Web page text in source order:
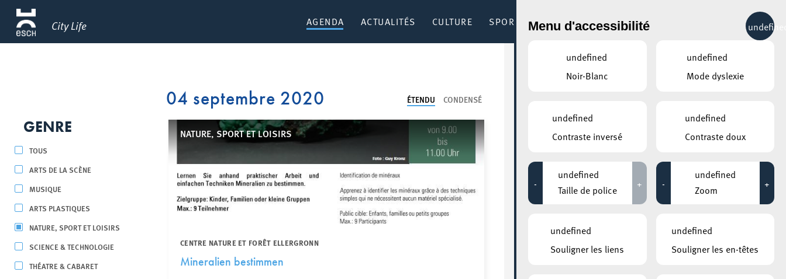
City Life AGENDA ACTUALITÉS CULTURE SPORT & RÉCRÉATION MOBILITÉ
GENRE
TOUS
ARTS DE LA SCÈNE
MUSIQUE
ARTS PLASTIQUES
NATURE, SPORT ET LOISIRS
SCIENCE & TECHNOLOGIE
THÉATRE & CABARET
ÉTENDU CONDENSÉ
04 septembre 2020
NATURE, SPORT ET LOISIRS
CENTRE NATURE ET FORÊT ELLERGRONN
Mineralien bestimmen
ÉVÉNEMENTS CONTINUS
31 AOÛT 2020
Exposition : Sollbruchstelle de Max
Mertens
Jusqu'au 05 septembre
HÔTEL DE VILLE D’ESCH-SUR-ALZETTE
MBSR – Conference Mindfulness
Jusqu'au 05 octobre
15°C
Menu d'accessibilité
undefined
Noir-Blanc
undefined
Mode dyslexie
undefined
Contraste inversé
undefined
Contraste doux
-
undefined
Taille de police
+ -
undefined
Zoom
+
undefined
Souligner les liens
undefined
Souligner les en-têtes